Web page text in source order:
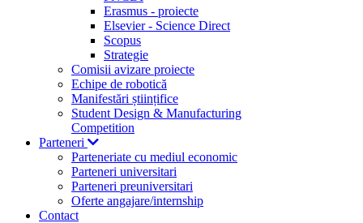
Erasmus - proiecte
Elsevier - Science Direct
Scopus
Strategie
Comisii avizare proiecte
Echipe de robotică
Manifestări științifice
Student Design & Manufacturing
Competition
Parteneri
Parteneriate cu mediul economic
Parteneri universitari
Parteneri preuniversitari
Oferte angajare/internship
Contact